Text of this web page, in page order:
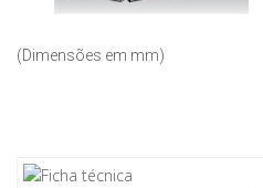
(Dimensões em mm)